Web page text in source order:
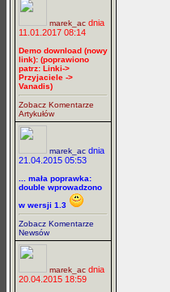
marek_ac dnia
11.01.2017 08:14
Demo download (nowy
link): (poprawiono
patrz: Linki->
Przyjaciele ->
Vanadis)
Zobacz Komentarze
Artykułów
marek_ac dnia
21.04.2015 05:53
... mała poprawka:
double wprowadzono
w wersji 1.3
Zobacz Komentarze
Newsów
marek_ac dnia
20.04.2015 18:59